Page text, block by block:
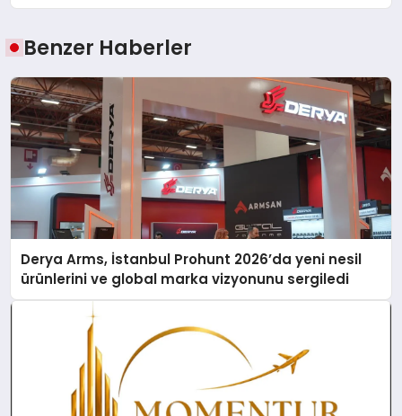
Benzer Haberler
Derya Arms, İstanbul Prohunt 2026’da yeni nesil
ürünlerini ve global marka vizyonunu sergiledi